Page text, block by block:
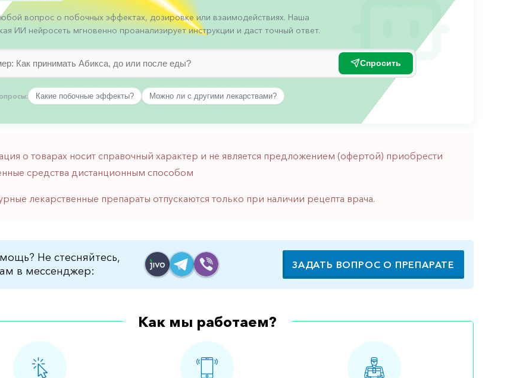
вопрос о побочных эффектах, дозировке или взаимодействиях. Наша
ИИ нейросеть мгновенно проанализирует инструкции и даст точный ответ.
Спросить
Какие побочные эффекты? Можно ли с другими лекарствами?
о товарах носит справочный характер и не является предложением (офертой) приобрести
средства дистанционным способом
лекарственные препараты отпускаются только при наличии рецепта врача.
Не стесняйтесь,
в мессенджер:
ЗАДАТЬ ВОПРОС О ПРЕПАРАТЕ
Как мы работаем?